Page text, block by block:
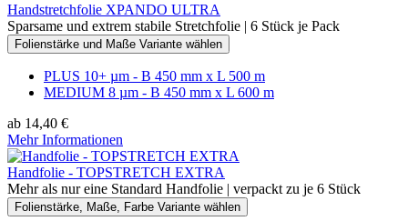
Handstretchfolie XPANDO ULTRA
Sparsame und extrem stabile Stretchfolie | 6 Stück je Pack
Folienstärke und Maße Variante wählen
PLUS 10+ µm - B 450 mm x L 500 m
MEDIUM 8 µm - B 450 mm x L 600 m
ab 14,40 €
Mehr Informationen
Handfolie - TOPSTRETCH EXTRA
Mehr als nur eine Standard Handfolie | verpackt zu je 6 Stück
Folienstärke, Maße, Farbe Variante wählen